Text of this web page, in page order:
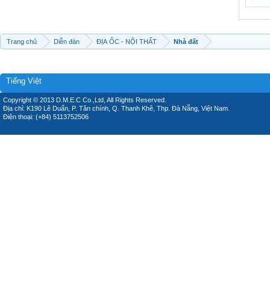
Trang chủ Diễn đàn ĐỊA ỐC - NỘI THẤT Nhà đất
Tiếng Việt
Copyright © 2013 D.M.E.C Co.,Ltd, All Rights Reserved.
Địa chỉ: K190 Lê Duẩn, P. Tân chính, Q. Thanh Khê, Thp. Đà Nẵng, Việt Nam.
Điện thoại: (+84) 5113752506